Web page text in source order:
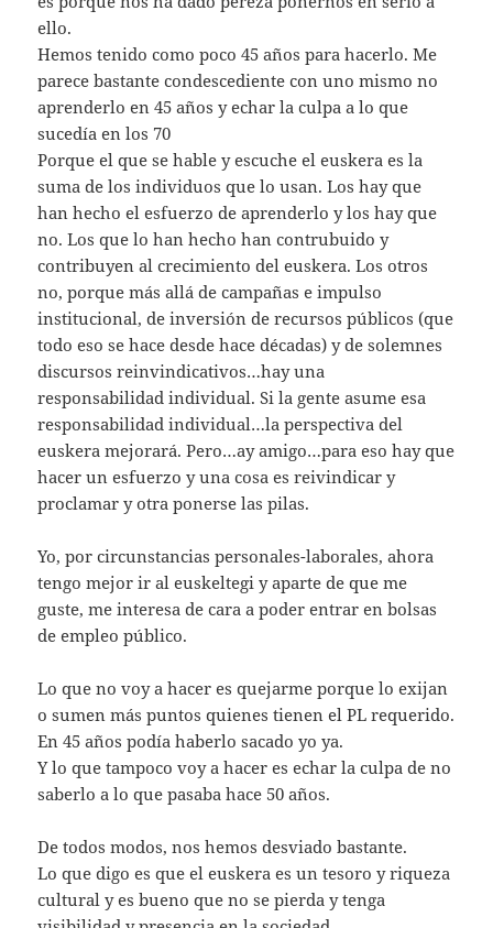
ello.
Hemos tenido como poco 45 años para hacerlo. Me
parece bastante condescediente con uno mismo no
aprenderlo en 45 años y echar la culpa a lo que
sucedía en los 70
Porque el que se hable y escuche el euskera es la
suma de los individuos que lo usan. Los hay que
han hecho el esfuerzo de aprenderlo y los hay que
no. Los que lo han hecho han contrubuido y
contribuyen al crecimiento del euskera. Los otros
no, porque más allá de campañas e impulso
institucional, de inversión de recursos públicos (que
todo eso se hace desde hace décadas) y de solemnes
discursos reinvindicativos…hay una
responsabilidad individual. Si la gente asume esa
responsabilidad individual…la perspectiva del
euskera mejorará. Pero…ay amigo…para eso hay que
hacer un esfuerzo y una cosa es reivindicar y
proclamar y otra ponerse las pilas.
Yo, por circunstancias personales-laborales, ahora
tengo mejor ir al euskeltegi y aparte de que me
guste, me interesa de cara a poder entrar en bolsas
de empleo público.
Lo que no voy a hacer es quejarme porque lo exijan
o sumen más puntos quienes tienen el PL requerido.
En 45 años podía haberlo sacado yo ya.
Y lo que tampoco voy a hacer es echar la culpa de no
saberlo a lo que pasaba hace 50 años.
De todos modos, nos hemos desviado bastante.
Lo que digo es que el euskera es un tesoro y riqueza
cultural y es bueno que no se pierda y tenga